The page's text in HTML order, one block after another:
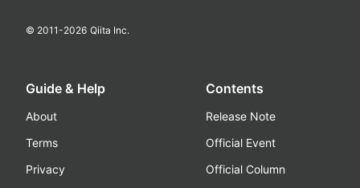
© 2011-2026 Qiita Inc.
Guide & Help
About
Terms
Privacy
Contents
Release Note
Official Event
Official Column